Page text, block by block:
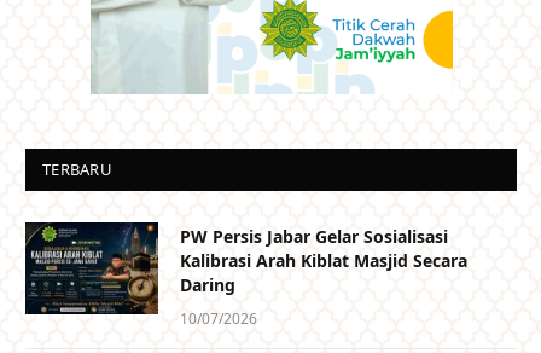
TERBARU
PW Persis Jabar Gelar Sosialisasi
Kalibrasi Arah Kiblat Masjid Secara
Daring
10/07/2026